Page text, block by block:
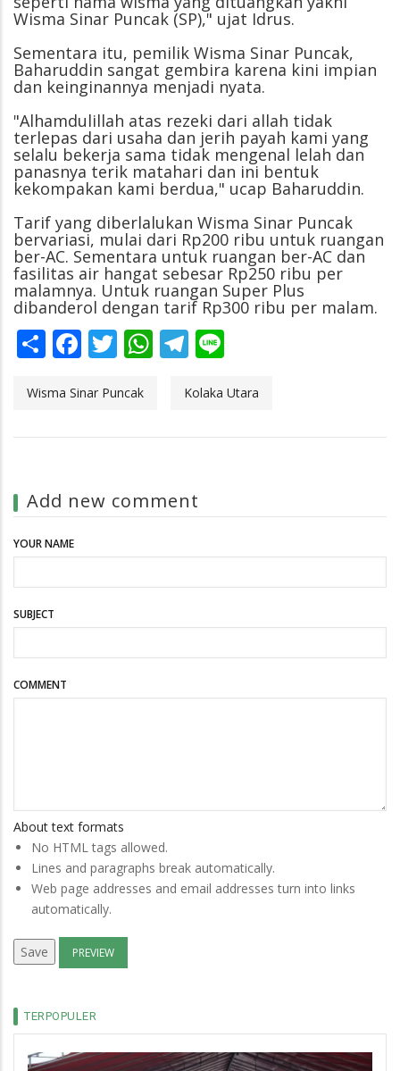
Wisma Sinar Puncak (SP)," ujat Idrus.
Sementara itu, pemilik Wisma Sinar Puncak,
Baharuddin sangat gembira karena kini impian
dan keinginannya menjadi nyata.
"Alhamdulillah atas rezeki dari allah tidak
terlepas dari usaha dan jerih payah kami yang
selalu bekerja sama tidak mengenal lelah dan
panasnya terik matahari dan ini bentuk
kekompakan kami berdua," ucap Baharuddin.
Tarif yang diberlalukan Wisma Sinar Puncak
bervariasi, mulai dari Rp200 ribu untuk ruangan
ber-AC. Sementara untuk ruangan ber-AC dan
fasilitas air hangat sebesar Rp250 ribu per
malamnya. Untuk ruangan Super Plus
dibanderol dengan tarif Rp300 ribu per malam.
ShareFacebook
Twitter
WhatsApp
Telegram
Wisma Sinar Puncak Kolaka Utara
Add new comment
YOUR NAME
SUBJECT
COMMENT
About text formats
No HTML tags allowed.
Lines and paragraphs break automatically.
Web page addresses and email addresses turn into links
automatically.
TERPOPULER